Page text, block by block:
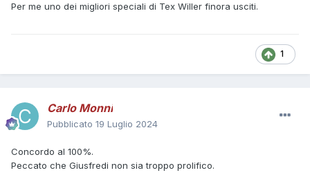
Per me uno dei migliori speciali di Tex Willer finora usciti.
1
Carlo Monni
Pubblicato 19 Luglio 2024
Concordo al 100%.
Peccato che Giusfredi non sia troppo prolifico.